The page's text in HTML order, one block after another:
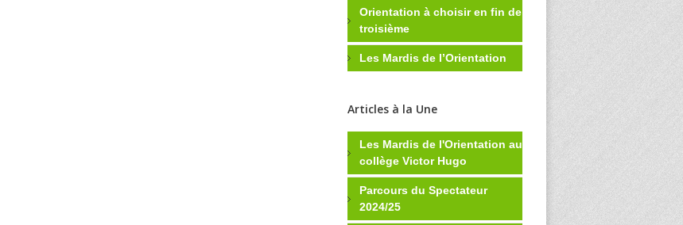
Orientation à choisir en fin de
troisième
Les Mardis de l’Orientation
Articles à la Une
Les Mardis de l'Orientation au
collège Victor Hugo
Parcours du Spectateur
2024/25